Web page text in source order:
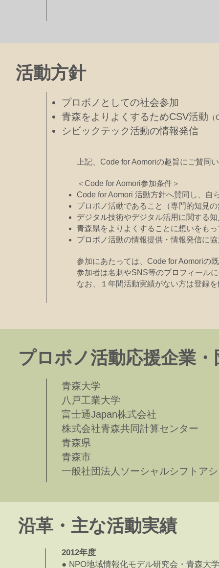
活動方針
プロボノとしての社会参加
青森をよりよくするためCSV活動
​シビックテック活動の情報発信
上記、Code for Aomoriの趣旨にご賛同
＜Code for Aomori参加条件＞
Code for Aomori 活動方針へ賛同し、自
プロボノ活動であること（専門的知見
デジタル技術やデジタル活用に関する
青森県をよりよくすることに想いをも
プロボノ活動の情報提供・情報発信に
参加にあたっては、Code for Aomoriの
参加者は名刺やSNS等のプロフィール
なお、１年間活動実績がない方は登録
プロボノ活動応援企業・
青森大学
八戸工業大学
富士通Japan株式会社
株式会社青森共同計算センター
青森県
青森市
一般社団法人ソーシャルシフトア
​沿革・主な活動実績
2012年度
● NPO地域情報化モデル研究会・青森